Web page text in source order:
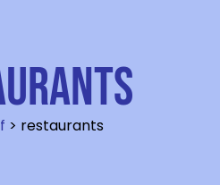
> restaurants